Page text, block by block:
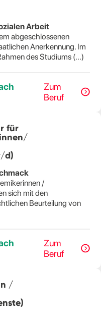
Arbeit
abgeschlossenen
Anerkennung. Im
des Studiums (...)
Zum
Beruf
für
d)
/
sich mit den
Beurteilung von
Zum
Beruf
/